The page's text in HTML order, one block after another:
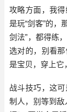
攻略方面，我
是玩“剑客”的，
剑法”，都得练
选对的，别看那
是宝贝，穿上它
战斗技巧，这
制人，别等到敌